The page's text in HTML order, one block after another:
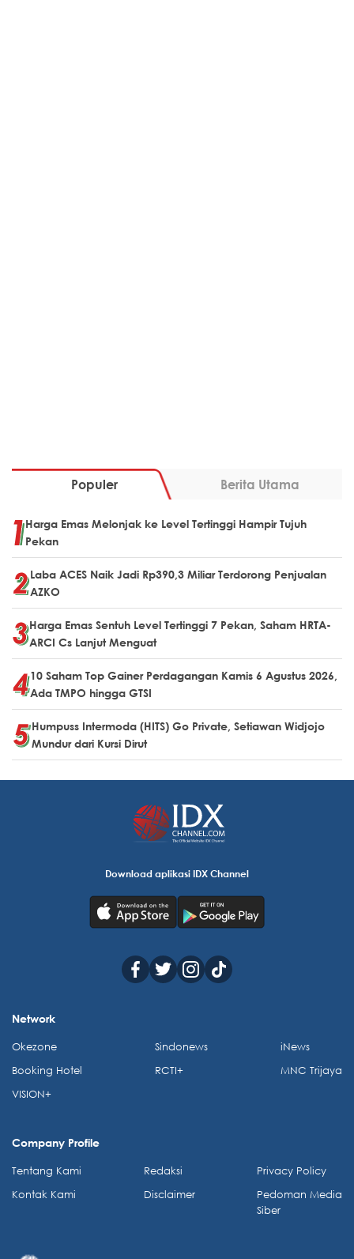
Populer Berita Utama
Harga Emas Melonjak ke Level Tertinggi Hampir Tujuh
Pekan
Laba ACES Naik Jadi Rp390,3 Miliar Terdorong Penjualan
AZKO
Harga Emas Sentuh Level Tertinggi 7 Pekan, Saham HRTA-
ARCI Cs Lanjut Menguat
10 Saham Top Gainer Perdagangan Kamis 6 Agustus 2026,
Ada TMPO hingga GTSI
Humpuss Intermoda (HITS) Go Private, Setiawan Widjojo
Mundur dari Kursi Dirut
Download aplikasi IDX Channel
Network
Okezone
Booking Hotel
VISION+
Sindonews
RCTI+
iNews
MNC Trijaya
Company Profile
Tentang Kami
Kontak Kami
Redaksi
Disclaimer
Privacy Policy
Pedoman Media
Siber